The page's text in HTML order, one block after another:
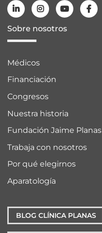
Sobre nosotros
Médicos
Financiación
Congresos
Nuestra historia
Fundación Jaime Planas
Trabaja con nosotros
Por qué elegirnos
Aparatología
BLOG CLÍNICA PLANAS